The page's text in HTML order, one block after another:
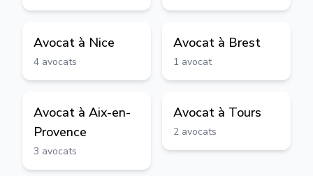
Avocat à Nice
4 avocats
Avocat à Brest
1 avocat
Avocat à Aix-en-
Provence
3 avocats
Avocat à Tours
2 avocats